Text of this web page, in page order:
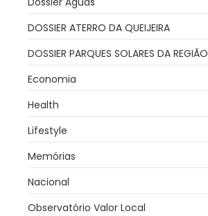
DOSSIER ATERRO DA QUEIJEIRA
DOSSIER PARQUES SOLARES DA REGIÃO
Economia
Health
Lifestyle
Memórias
Nacional
Observatório Valor Local